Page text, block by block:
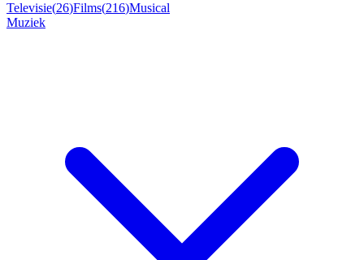
Televisie(26)Films(216)Musical
Muziek